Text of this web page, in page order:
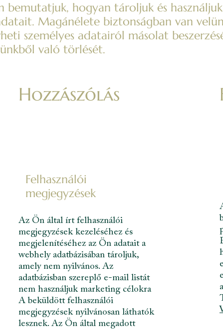
Felhasználói
megjegyzések
Az Ön által írt felhasználói
megjegyzések kezeléséhez és
megjelenítéséhez az Ön adatait a
webhely adatbázisában tároljuk,
amely nem nyilvános. Az
adatbázisban szereplő e-mail listát
nem használjuk marketing célokra
A beküldött felhasználói
megjegyzések nyilvánosan láthatók
lesznek. Az Ön által megadott
Hozzászólás
bemutatjuk, hogyan tároljuk és
Magánélete biztonságban van
személyes adatairól másolat
való törlését.